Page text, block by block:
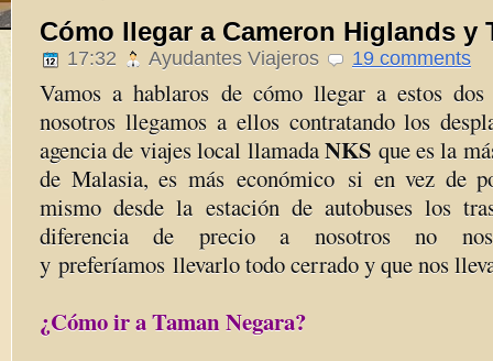
Cómo llegar a Cameron Higlands y
17:32 Ayudantes Viajeros 19 comments
Vamos a hablaros de cómo llegar a estos
nosotros llegamos a ellos contratando los
agencia de viajes local llamadaNKS que es la
de Malasia, es más económico si en vez de
mismo desde la estación de autobuses los
diferencia de precio a nosotros no
y preferíamos llevarlo todo cerrado y que nos
¿Cómo ir a Taman Negara?